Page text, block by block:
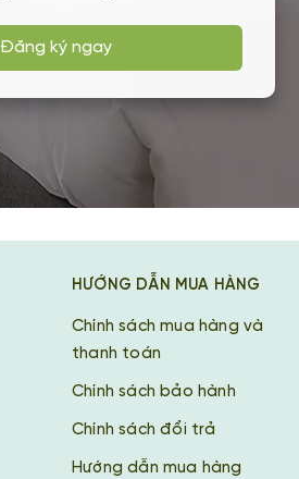
Đăng ký ngay
HƯỚNG DẪN MUA HÀNG
Chính sách mua hàng và
thanh toán
Chính sách bảo hành
Chính sách đổi trả
Hướng dẫn mua hàng